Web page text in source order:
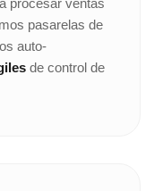
procesar ventas
pasarelas de
auto-
de control de